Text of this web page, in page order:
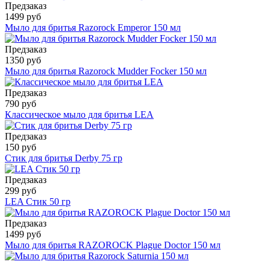
Предзаказ
1499 руб
Мыло для бритья Razorock Emperor 150 мл
Предзаказ
1350 руб
Мыло для бритья Razorock Mudder Focker 150 мл
Предзаказ
790 руб
Классическое мыло для бритья LEA
Предзаказ
150 руб
Стик для бритья Derby 75 гр
Предзаказ
299 руб
LEA Стик 50 гр
Предзаказ
1499 руб
Мыло для бритья RAZOROCK Plague Doctor 150 мл